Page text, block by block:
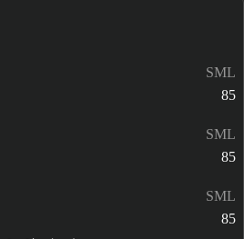
SML
85
SML
85
SML
85